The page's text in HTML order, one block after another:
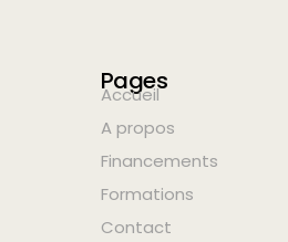
Pages
Accueil
A propos
Financements
Formations
Contact